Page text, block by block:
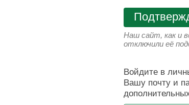
Наш сайт, как и
отключили её
Войдите в
Вашу почту и